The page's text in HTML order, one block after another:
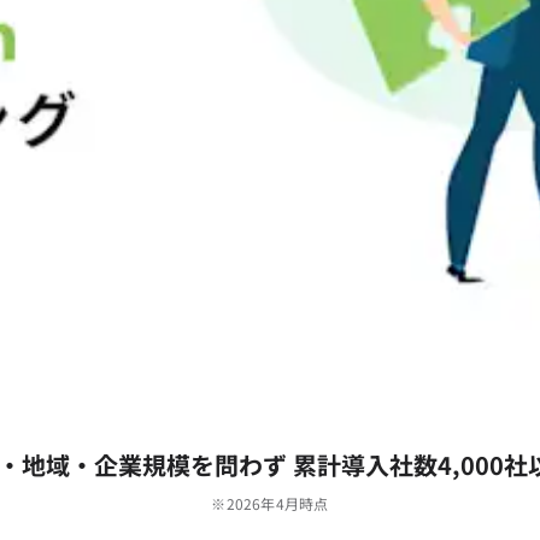
地域‧企業規模を問わず 累計導⼊社数4,000社
※2026年4月時点